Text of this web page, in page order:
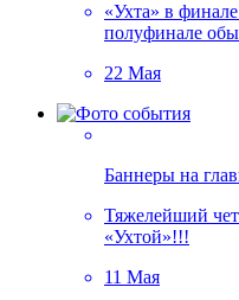
«Ухта» в
полуфинале
22 Мая
Баннеры на
Тяжелейший
«Ухтой»!!!
11 Мая